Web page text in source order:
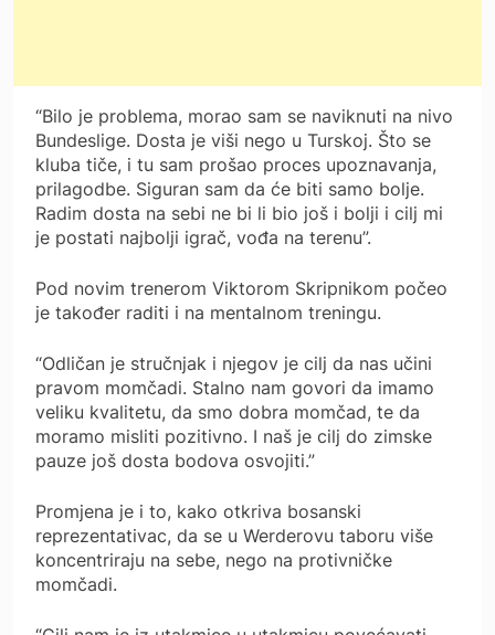
“Bilo je problema, morao sam se naviknuti na nivo
Bundeslige. Dosta je viši nego u Turskoj. Što se
kluba tiče, i tu sam prošao proces upoznavanja,
prilagodbe. Siguran sam da će biti samo bolje.
Radim dosta na sebi ne bi li bio još i bolji i cilj mi
je postati najbolji igrač, vođa na terenu”.
Pod novim trenerom Viktorom Skripnikom počeo
je također raditi i na mentalnom treningu.
“Odličan je stručnjak i njegov je cilj da nas učini
pravom momčadi. Stalno nam govori da imamo
veliku kvalitetu, da smo dobra momčad, te da
moramo misliti pozitivno. I naš je cilj do zimske
pauze još dosta bodova osvojiti.”
Promjena je i to, kako otkriva bosanski
reprezentativac, da se u Werderovu taboru više
koncentriraju na sebe, nego na protivničke
momčadi.